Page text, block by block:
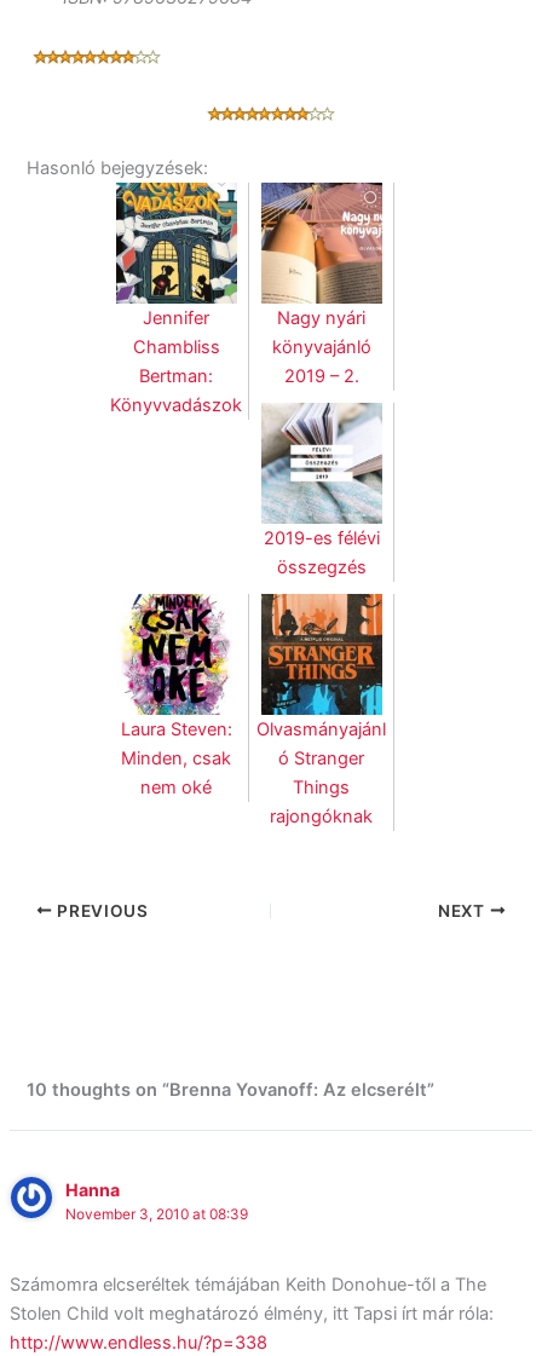
Hasonló bejegyzések:
Jennifer
Chambliss
Bertman:
Könyvvadászok
Nagy nyári
könyvajánló
2019 – 2.
2019-es félévi
összegzés
Laura Steven:
Minden, ​csak
nem oké
Olvasmányajánl
ó Stranger
Things
rajongóknak
PREVIOUS NEXT
10 thoughts on “Brenna Yovanoff: Az elcserélt”
Hanna
November 3, 2010 at 08:39
Számomra elcseréltek témájában Keith Donohue-től a The
Stolen Child volt meghatározó élmény, itt Tapsi írt már róla:
http://www.endless.hu/?p=338